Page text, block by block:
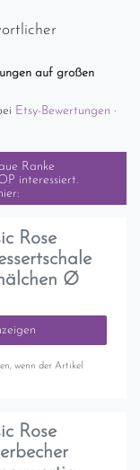
auf großen
Etsy-Bewertungen ·
Ranke
interessiert.
Rose
Ø
wenn der Artikel
Rose